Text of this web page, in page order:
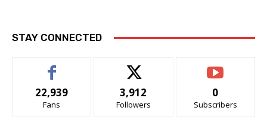
STAY CONNECTED
22,939
Fans
3,912
Followers
0
Subscribers